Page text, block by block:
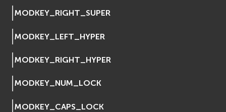
fs
Сеть (Network)
MODKEY_RIGHT_SUPER
MODKEY_LEFT_HYPER
MODKEY_RIGHT_HYPER
MODKEY_NUM_LOCK
MODKEY_CAPS_LOCK